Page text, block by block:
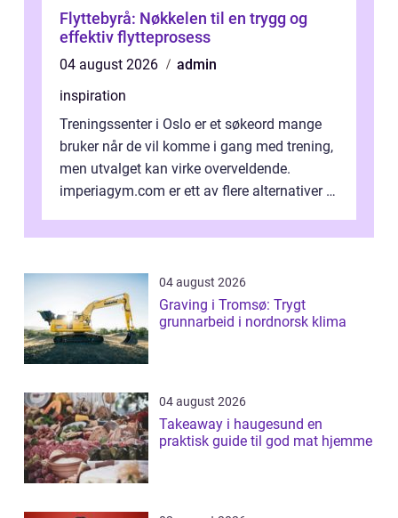
Flyttebyrå: Nøkkelen til en trygg og
effektiv flytteprosess
04 august 2026
admin
inspiration
Treningssenter i Oslo er et søkeord mange
bruker når de vil komme i gang med trening,
men utvalget kan virke overveldende.
imperiagym.com er ett av flere alternativer i
04 august 2026
Graving i Tromsø: Trygt
grunnarbeid i nordnorsk klima
04 august 2026
Takeaway i haugesund en
praktisk guide til god mat hjemme